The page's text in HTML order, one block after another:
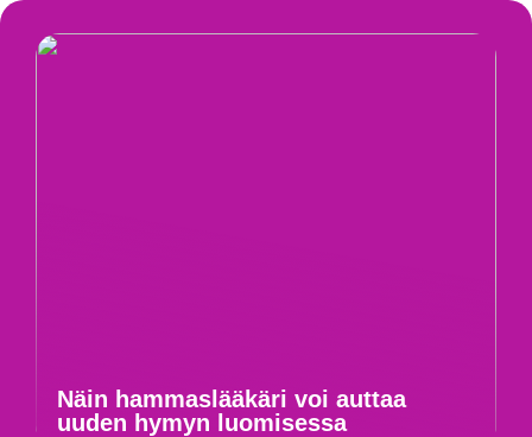
Näin hammaslääkäri voi auttaa
uuden hymyn luomisessa